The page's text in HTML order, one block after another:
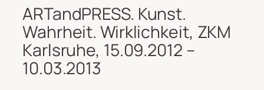
ARTandPRESS. Kunst.
Wahrheit. Wirklichkeit, ZKM
Karlsruhe, 15.09.2012 –
10.03.2013